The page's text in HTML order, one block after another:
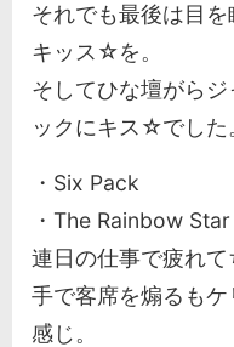
それでも最後は目
キッス☆を。
そしてひな壇がら
ックにキス☆でした
・Six Pack
・The Rainbow Star
連日の仕事で疲れて
手で客席を煽るも
感じ。